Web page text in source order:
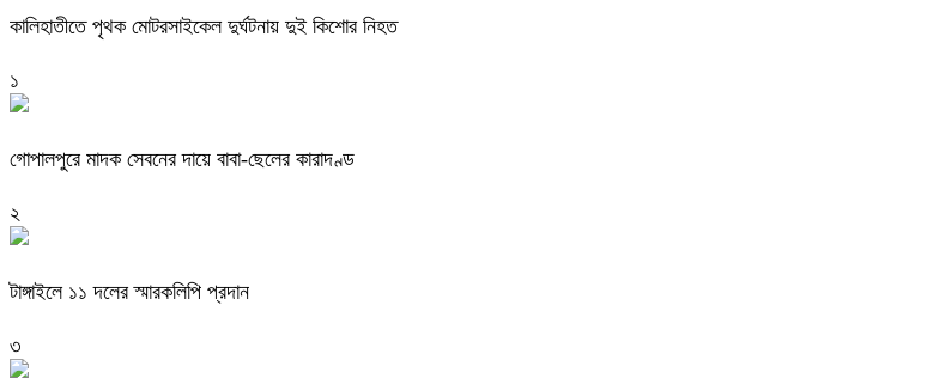
কালিহাতীতে পৃথক মোটরসাইকেল দুর্ঘটনায় দুই কিশোর নিহত
১
গোপালপুরে মাদক সেবনের দায়ে বাবা-ছেলের কারাদণ্ড
২
টাঙ্গাইলে ১১ দলের স্মারকলিপি প্রদান
৩